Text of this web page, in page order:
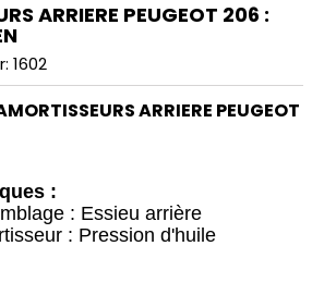
ARRIERE PEUGEOT 206 :
1602
ARRIERE PEUGEOT
:
: Essieu arrière
: Pression d'huile